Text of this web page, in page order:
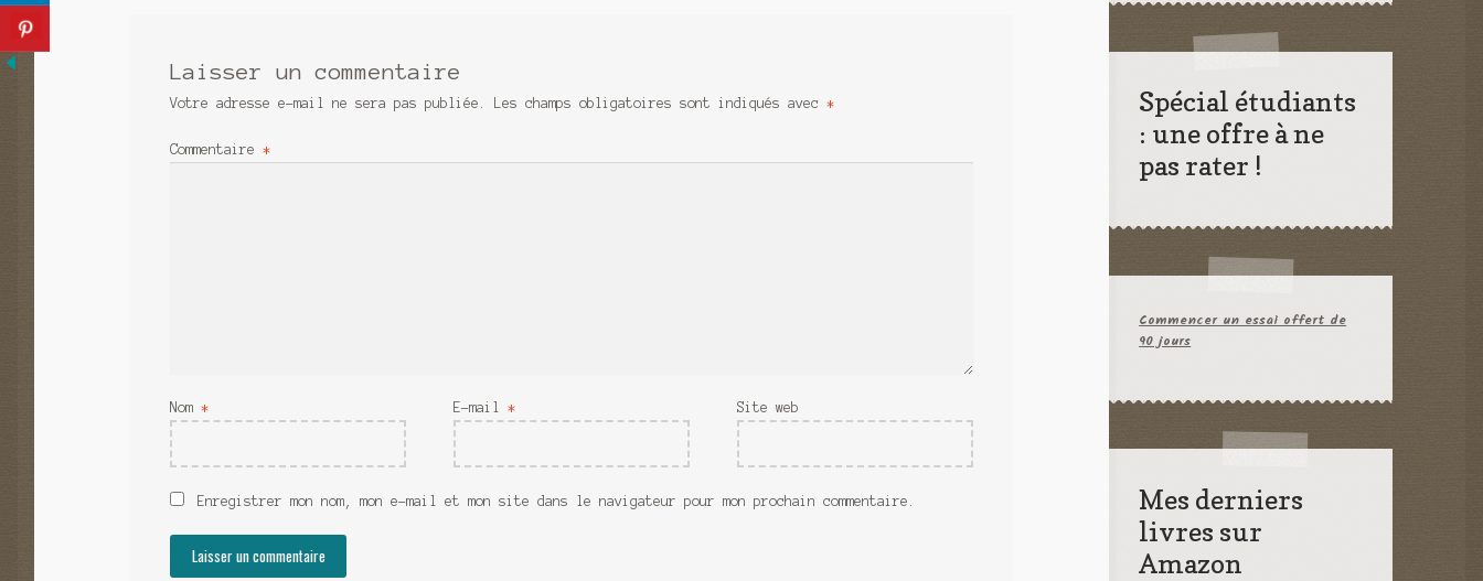
Laisser un commentaire
Votre adresse e-mail ne sera pas publiée. Les champs obligatoires sont indiqués avec*
Commentaire*
Nom* E-mail* Site web
Enregistrer mon nom, mon e-mail et mon site dans le navigateur pour mon prochain commentaire.
Spécial étudiants
: une offre à ne
pas rater !
Commencer un essai offert de
90 jours
Mes derniers
livres sur
Amazon